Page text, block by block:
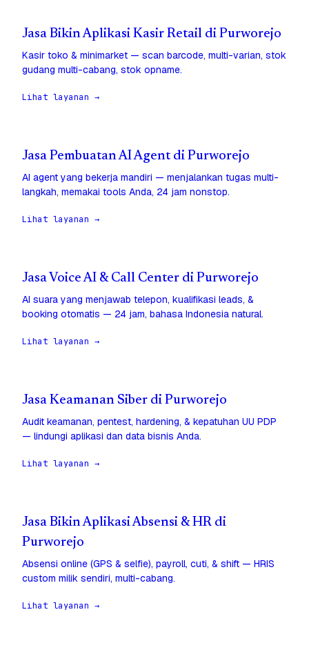
Jasa Bikin Aplikasi Kasir Retail di Purworejo
Kasir toko & minimarket — scan barcode, multi-varian, stok
gudang multi-cabang, stok opname.
Lihat layanan →
Jasa Pembuatan AI Agent di Purworejo
AI agent yang bekerja mandiri — menjalankan tugas multi-
langkah, memakai tools Anda, 24 jam nonstop.
Lihat layanan →
Jasa Voice AI & Call Center di Purworejo
AI suara yang menjawab telepon, kualifikasi leads, &
booking otomatis — 24 jam, bahasa Indonesia natural.
Lihat layanan →
Jasa Keamanan Siber di Purworejo
Audit keamanan, pentest, hardening, & kepatuhan UU PDP
— lindungi aplikasi dan data bisnis Anda.
Lihat layanan →
Jasa Bikin Aplikasi Absensi & HR di
Purworejo
Absensi online (GPS & selfie), payroll, cuti, & shift — HRIS
custom milik sendiri, multi-cabang.
Lihat layanan →